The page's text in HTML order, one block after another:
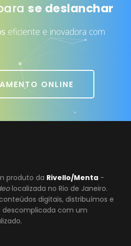
ONLINE
produto da Rivello/Menta
localizada no Rio de Janeiro.
digitais, distribuímos e
descomplicada com um